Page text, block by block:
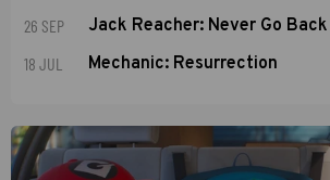
26 SEP Jack Reacher: Never Go Back
18 JUL Mechanic: Resurrection